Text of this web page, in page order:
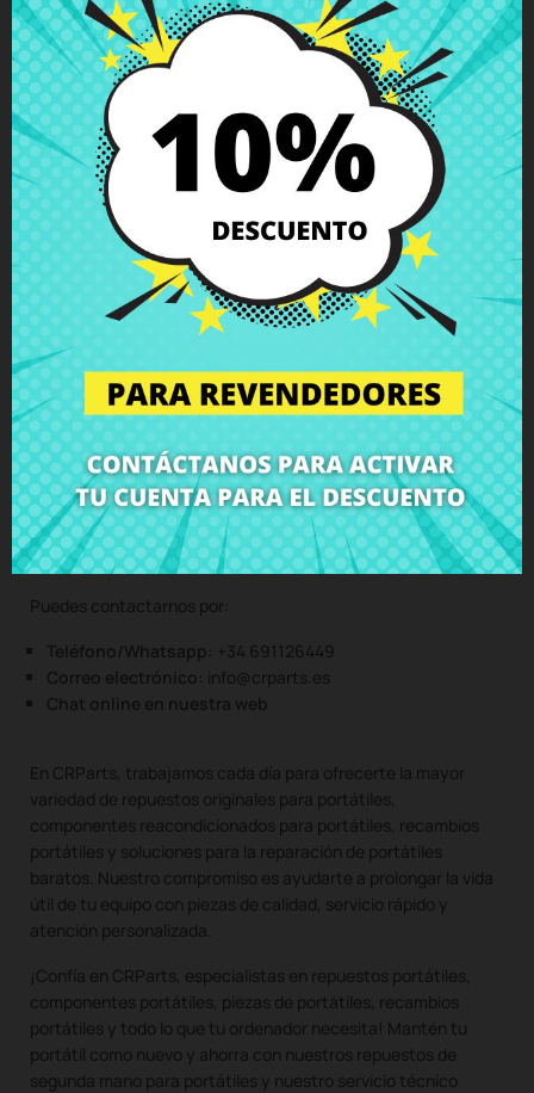
especializado y te devolvemos el ordenador con el repuesto
Ratón táctil plata Lenovo Yoga 520-14IKBperfectamente
instalado a tu domicilio. Así, te aseguras de que todos los
componentes portátiles sean instalados por profesionales,
manteniendo la integridad y el rendimiento de tu equipo.
Haga clic aquí para solicitar el servicio de reparación
(Servicio disponible solo en España peninsular y Baleares!)
¿No estás seguro de si este repuesto es compatible con tu
modelo de portátil? No te preocupes. Nuestro equipo de
soporte técnico está a tu disposición para resolver cualquier
duda sobre repuestos portátiles, compatibilidades o cualquier
otro aspecto relacionado con los componentes portátiles de
tu equipo. En CRParts, somos expertos en reparación de
portátiles, venta de piezas de portátiles, carcasas para
portátiles, altavoces portátiles, teclados portátiles, pantallas
portátiles, bisagras portátiles, y todo tipo de componentes de
portátiles de todas las marcas y modelos.
Puedes contactarnos por:
Teléfono/Whatsapp:
+34 691126449
Correo electrónico: info@crparts.es
Chat online en nuestra web
En CRParts, trabajamos cada día para ofrecerte la mayor
variedad de repuestos originales para portátiles,
componentes reacondicionados para portátiles, recambios
portátiles y soluciones para la reparación de portátiles
baratos. Nuestro compromiso es ayudarte a prolongar la vida
útil de tu equipo con piezas de calidad, servicio rápido y
atención personalizada.
¡Confía en CRParts, especialistas en repuestos portátiles,
componentes portátiles, piezas de portátiles, recambios
portátiles y todo lo que tu ordenador necesita! Mantén tu
portátil como nuevo y ahorra con nuestros repuestos de
segunda mano para portátiles y nuestro servicio técnico